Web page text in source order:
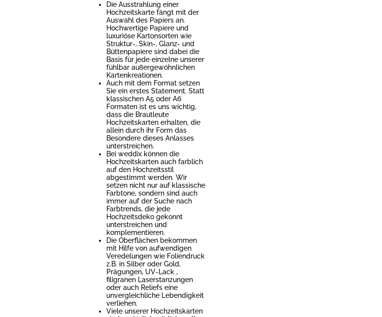
Die Ausstrahlung einer
Hochzeitskarte fängt mit der
Auswahl des Papiers an.
Hochwertige Papiere und
luxuriöse Kartonsorten wie
Struktur-, Skin-, Glanz- und
Büttenpapiere sind dabei die
Basis für jede einzelne unserer
fühlbar außergewöhnlichen
Kartenkreationen.
Auch mit dem Format setzen
Sie ein erstes Statement. Statt
klassischen A5 oder A6
Formaten ist es uns wichtig,
dass die Brautleute
Hochzeitskarten erhalten, die
allein durch ihr Form das
Besondere dieses Anlasses
unterstreichen.
Bei weddix können die
Hochzeitskarten auch farblich
auf den Hochzeitsstil
abgestimmt werden. Wir
setzen nicht nur auf klassische
Farbtone, sondern sind auch
immer auf der Suche nach
Farbtrends, die jede
Hochzeitsdeko gekonnt
unterstreichen und
komplementieren.
Die Oberflächen bekommen
mit Hilfe von aufwendigen
Veredelungen wie Foliendruck
z.B. in Silber oder Gold,
Prägungen, UV-Lack ,
filigranen Laserstanzungen
oder auch Reliefs eine
unvergleichliche Lebendigkeit
verliehen.
Viele unserer Hochzeitskarten